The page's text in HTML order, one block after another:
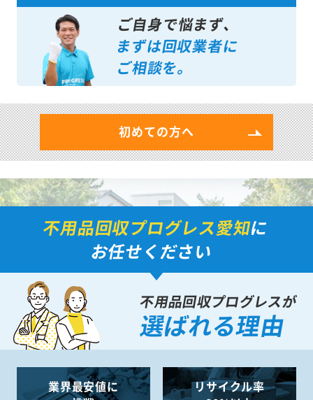
ご自身で悩まず、
まずは回収業者に
ご相談を。
初めての方へ
不用品回収プログレス愛知に
お任せください
不用品回収プログレスが
選ばれる理由
業界最安値に
リサイクル率